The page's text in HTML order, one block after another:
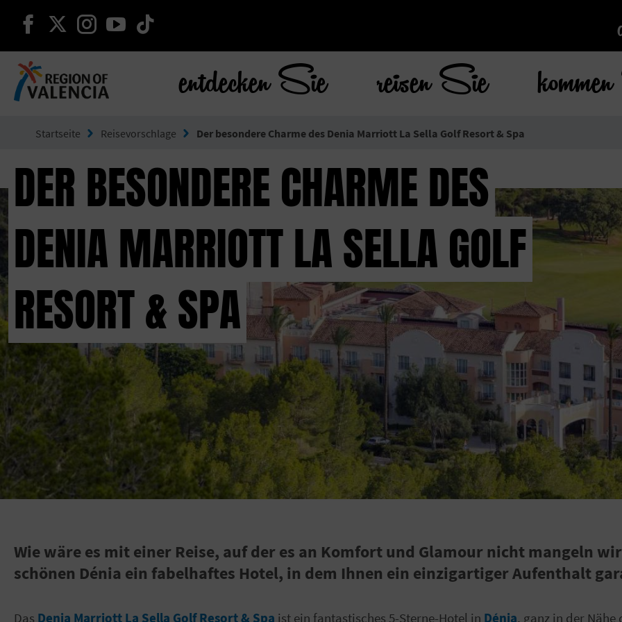
weiter auf facebook
weiter auf twitter
weiter auf instagram
weiter auf youtube
entdecken Sie reisen Sie
Startseite Reisevorschlage Der besondere Charme des Denia Marriott La Sella Golf Resort & Spa
DER BESONDERE CHARME DES
DENIA MARRIOTT LA SELLA GOLF
RESORT & SPA
Wie wäre es mit einer Reise, auf der es an Komfort und Glamour nicht mangeln
schönen Dénia ein fabelhaftes Hotel, in dem Ihnen ein einzigartiger Aufenthalt
Das Denia Marriott La Sella Golf Resort & Spa ist ein fantastisches 5-Sterne-Hotel in Dénia, ganz in der Nähe